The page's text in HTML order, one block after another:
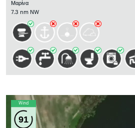
Μαρίνα
7.3 nm NW
Wind
91